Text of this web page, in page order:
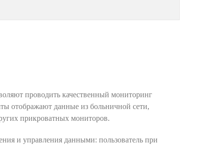
проводить качественный мониторинг
отображают данные из больничной сети,
прикроватных мониторов.
и управления данными: пользователь при